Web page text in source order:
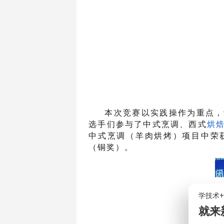
本次竞赛以实践操作为重点
选手们参与了中式烹调、西式烘
中式烹调（羊肉烘烤）项目中
（铜奖）。
学技术
就来